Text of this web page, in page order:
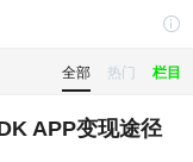
全部 热门 栏目
APP变现途径